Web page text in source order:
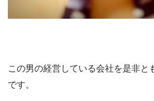
この男の経営している会社を是非と
です。